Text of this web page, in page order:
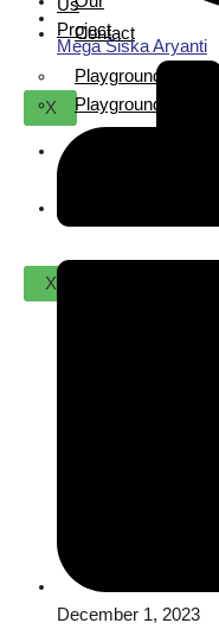
Contact
X
Project
Playground For
Playground For
Us
X
Mega Siska Aryanti
December 1, 2023